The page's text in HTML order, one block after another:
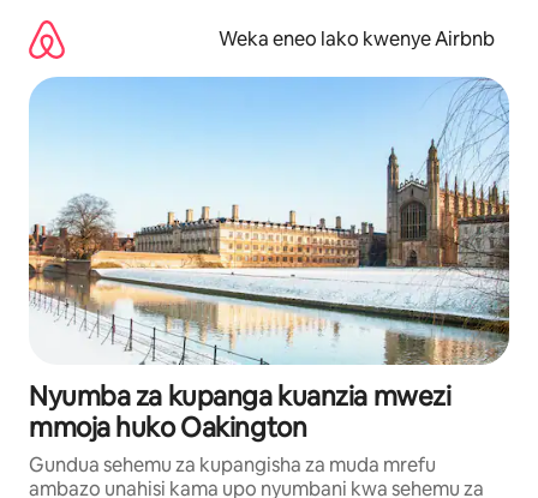
kwenda
kwenye
maudhui
Weka eneo lako kwenye Airbnb
Nyumba za kupanga kuanzia mwezi
mmoja huko Oakington
Gundua sehemu za kupangisha za muda mrefu
ambazo unahisi kama upo nyumbani kwa sehemu za